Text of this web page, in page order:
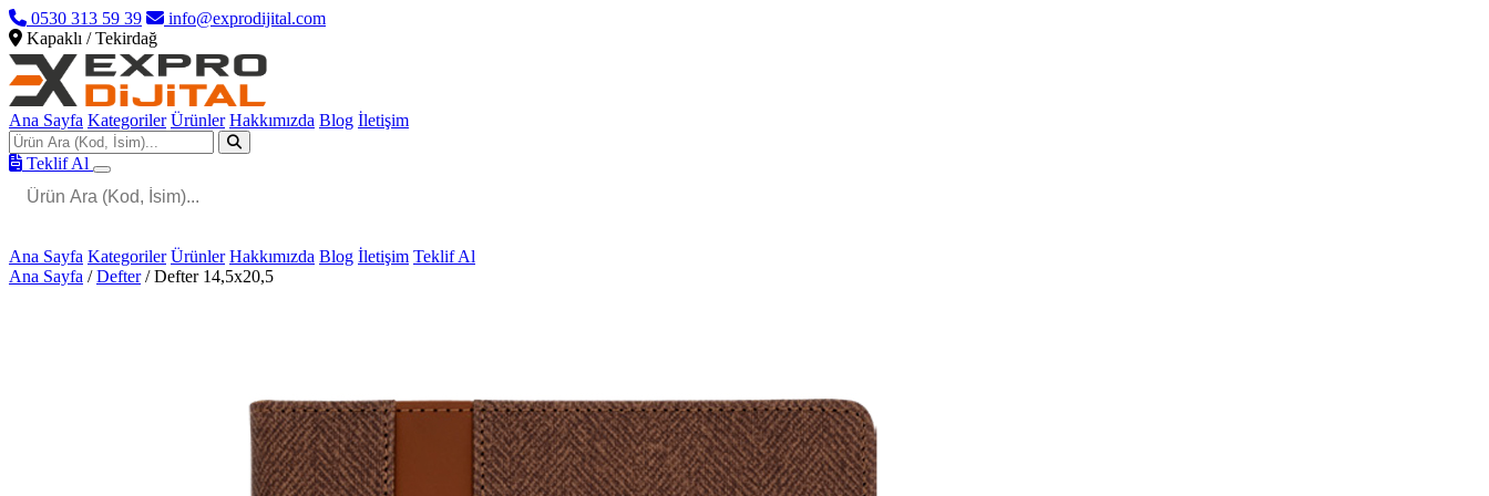
0530 313 59 39
info@exprodijital.com
Kapaklı / Tekirdağ
Ana Sayfa Kategoriler Ürünler Hakkımızda Blog İletişim
Teklif Al
Ana Sayfa Kategoriler Ürünler Hakkımızda Blog İletişim Teklif Al
Ana Sayfa / Defter / Defter 14,5x20,5